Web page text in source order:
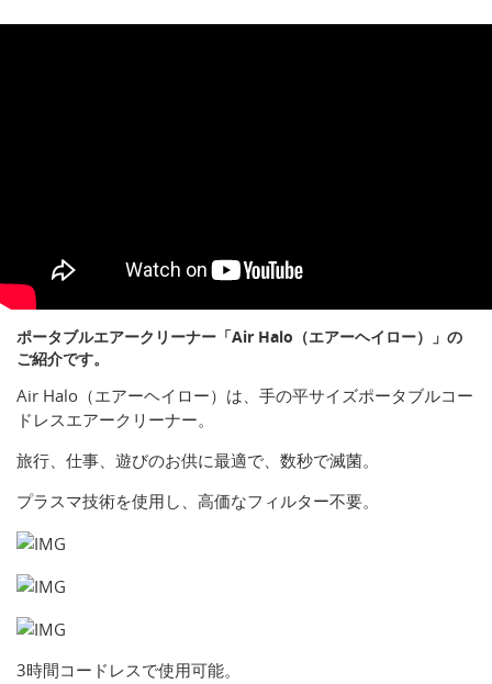
ポータブルエアークリーナー「Air Halo（エアーヘイロー）」の
ご紹介です。
Air Halo（エアーヘイロー）は、手の平サイズポータブルコー
ドレスエアークリーナー。
旅行、仕事、遊びのお供に最適で、数秒で滅菌。
プラスマ技術を使用し、高価なフィルター不要。
3時間コードレスで使用可能。